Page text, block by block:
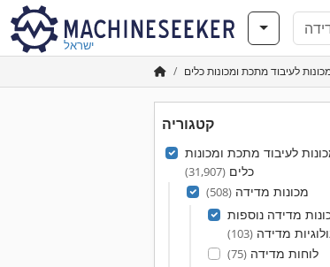
ישראל
לעיבוד מתכת ומכונות כלים
קטגוריה
לעיבוד מתכת ומכונות
כלים(31,907)
מכונות מדידה(508)
מדידה נוספות
מדידה(103)
לוחות מדידה(75)